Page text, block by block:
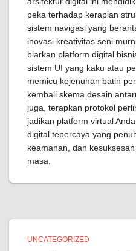
peka terhadap kerapian
sistem navigasi yang
inovasi kreativitas seni
biarkan platform digital
sistem UI yang kaku atau
memicu kejenuhan batin
kembali skema desain
juga, terapkan protokol
jadikan platform virtual
digital tepercaya yang
keamanan, dan
masa.
UNCATEGORIZED